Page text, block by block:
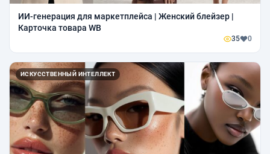
ИИ-генерация для маркетплейса | Женский блейзер |
Карточка товара WB
35 0
ИСКУССТВЕННЫЙ ИНТЕЛЛЕКТ